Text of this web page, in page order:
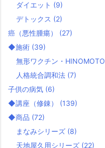
ダイエット (9)
デトックス (2)
癌（悪性腫瘍） (27)
◆施術 (39)
無形ワクチン・HINOMOTO
人格統合調和法 (7)
子供の病気 (6)
◆講座（修錬） (139)
◆商品 (72)
まなみシリーズ (8)
天地屋久用シリーズ (22)